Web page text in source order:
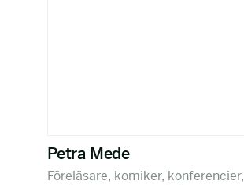
Petra Mede
Föreläsare, komiker, konferencier,